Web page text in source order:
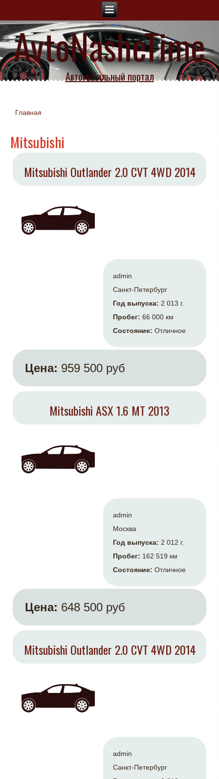
AvtoNasheTime
Автомобильный портал
Вы здесь
Главная
Mitsubishi
Mitsubishi Outlander 2.0 CVT 4WD 2014
admin
Санкт-Петербург
Год выпуска: 2 013 г.
Пробег:66 000 км
Состояние:Отличное
Цена: 959 500 руб
Mitsubishi ASX 1.6 MT 2013
admin
Москва
Год выпуска: 2 012 г.
Пробег: 162 519 км
Состояние:Отличное
Цена: 648 500 руб
Mitsubishi Outlander 2.0 CVT 4WD 2014
admin
Санкт-Петербург